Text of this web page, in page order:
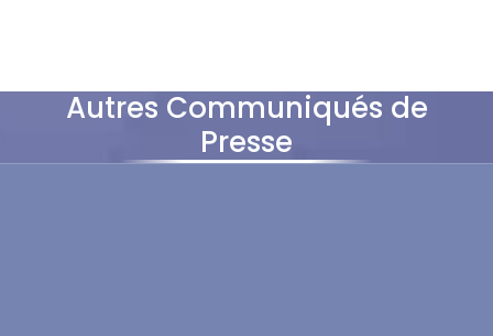
Autres Communiqués de
Presse